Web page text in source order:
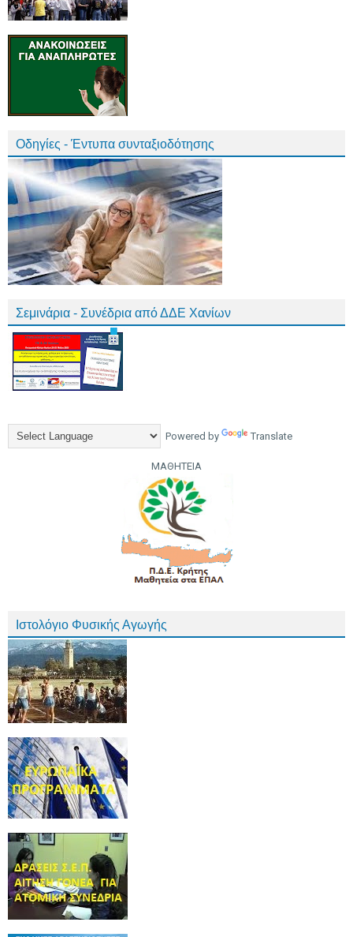
Οδηγίες - Έντυπα συνταξιοδότησης
Σεμινάρια - Συνέδρια από ΔΔΕ Χανίων
Powered by Translate
ΜΑΘΗΤΕΙΑ
Ιστολόγιο Φυσικής Αγωγής